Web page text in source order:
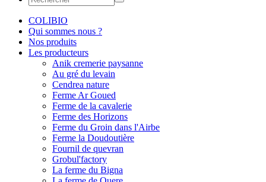
COLIBIO
Qui sommes nous ?
Nos produits
Les producteurs
Anik cremerie paysanne
Au gré du levain
Cendrea nature
Ferme Ar Goued
Ferme de la cavalerie
Ferme des Horizons
Ferme du Groin dans l'Airbe
Ferme la Doudoutière
Fournil de quevran
Grobul'factory
La ferme du Bigna